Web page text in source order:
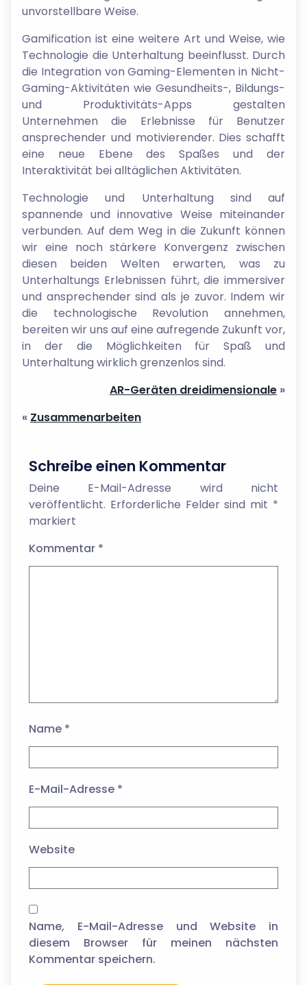
unvorstellbare Weise.
Gamification ist eine weitere Art und Weise, wie
Technologie die Unterhaltung beeinflusst. Durch
die Integration von Gaming-Elementen in Nicht-
Gaming-Aktivitäten wie Gesundheits-, Bildungs-
und Produktivitäts-Apps gestalten
Unternehmen die Erlebnisse für Benutzer
ansprechender und motivierender. Dies schafft
eine neue Ebene des Spaßes und der
Interaktivität bei alltäglichen Aktivitäten.
Technologie und Unterhaltung sind auf
spannende und innovative Weise miteinander
verbunden. Auf dem Weg in die Zukunft können
wir eine noch stärkere Konvergenz zwischen
diesen beiden Welten erwarten, was zu
Unterhaltungs Erlebnissen führt, die immersiver
und ansprechender sind als je zuvor. Indem wir
die technologische Revolution annehmen,
bereiten wir uns auf eine aufregende Zukunft vor,
in der die Möglichkeiten für Spaß und
Unterhaltung wirklich grenzenlos sind.
AR-Geräten dreidimensionale »
« Zusammenarbeiten
Schreibe einen Kommentar
Deine E-Mail-Adresse wird nicht
veröffentlicht. Erforderliche Felder sind mit *
markiert
Kommentar *
Name *
E-Mail-Adresse *
Website
Name, E-Mail-Adresse und Website in
diesem Browser für meinen nächsten
Kommentar speichern.